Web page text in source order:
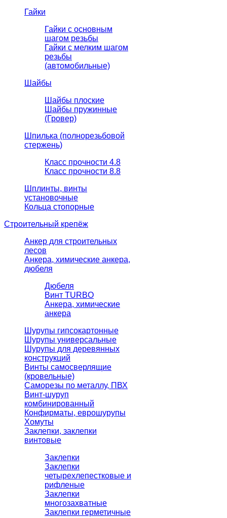
Гайки
Гайки с основным
шагом резьбы
Гайки с мелким шагом
резьбы
(автомобильные)
Шайбы
Шайбы плоские
Шайбы пружинные
(Гровер)
Шпилька (полнорезьбовой
стержень)
Класс прочности 4.8
Класс прочности 8.8
Шплинты, винты
установочные
Кольца стопорные
Строительный крепёж
Анкер для строительных
лесов
Анкера, химические анкера,
дюбеля
Дюбеля
Винт TURBO
Анкера, химические
анкера
Шурупы гипсокартонные
Шурупы универсальные
Шурупы для деревянных
конструкций
Винты самосверлящие
(кровельные)
Саморезы по металлу, ПВХ
Винт-шуруп
комбинированный
Конфирматы, еврошурупы
Хомуты
Заклепки, заклепки
винтовые
Заклепки
Заклепки
четырехлепестковые и
рифленые
Заклепки
многозахватные
Заклепки герметичные